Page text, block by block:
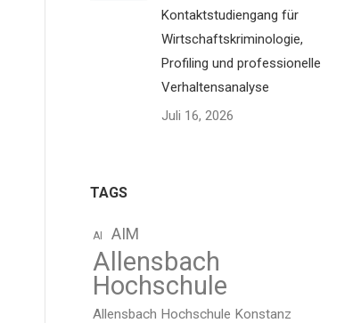
Kontaktstudiengang für
Wirtschaftskriminologie,
Profiling und professionelle
Verhaltensanalyse
Juli 16, 2026
TAGS
AI AIM
Allensbach
Hochschule
Allensbach Hochschule Konstanz